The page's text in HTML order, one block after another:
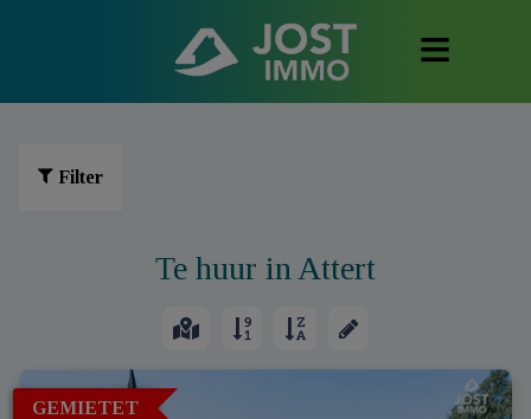
Filter
Te huur in Attert
GEMIETET